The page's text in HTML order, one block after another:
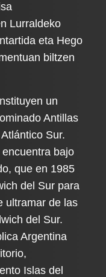
Lurraldeko
eta Hego
biltzen
un
Antillas
Sur.
bajo
que en 1985
del Sur para
ultramar de las
del Sur.
Argentina
Islas del